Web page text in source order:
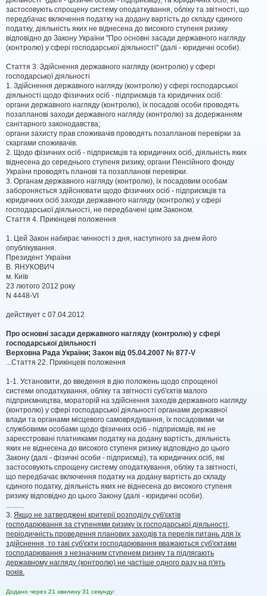
застосовують спрощену систему оподаткування, обліку та звітності, що
передбачає включення податку на додану вартість до складу єдиного
податку, діяльність яких не віднесена до високого ступеня ризику
відповідно до Закону України "Про основні засади державного нагляду
(контролю) у сфері господарської діяльності" (далі - юридичні особи).
Стаття 3. Здійснення державного нагляду (контролю) у сфері
господарської діяльності
1. Здійснення державного нагляду (контролю) у сфері господарської
діяльності щодо фізичних осіб - підприємців та юридичних осіб:
органи державного нагляду (контролю), їх посадові особи проводять
позапланові заходи державного нагляду (контролю) за додержанням
санітарного законодавства;
органи захисту прав споживачів проводять позапланові перевірки за
скаргами споживачів.
2. Щодо фізичних осіб - підприємців та юридичних осіб, діяльність яких
віднесена до середнього ступеня ризику, органи Пенсійного фонду
України проводять планові та позапланові перевірки.
3. Органам державного нагляду (контролю), їх посадовим особам
забороняється здійснювати щодо фізичних осіб - підприємців та
юридичних осіб заходи державного нагляду (контролю) у сфері
господарської діяльності, не передбачені цим Законом.
Стаття 4. Прикінцеві положення
1. Цей Закон набирає чинності з дня, наступного за днем його
опублікування.
Президент України
В. ЯНУКОВИЧ
м. Київ
23 лютого 2012 року
N 4448-VI
действует с 07.04.2012
Про основні засади державного нагляду (контролю) у сфері
господарської діяльності
Верховна Рада України; Закон від 05.04.2007 № 877-V
...Стаття 22. Прикінцеві положення
1-1. Установити, до введення в дію положень щодо спрощеної
системи оподаткування, обліку та звітності суб'єктів малого
підприємництва, мораторій на здійснення заходів державного нагляду
(контролю) у сфері господарської діяльності органами державної
влади та органами місцевого самоврядування, їх посадовими чи
службовими особами щодо фізичних осіб - підприємців, які не
зареєстровані платниками податку на додану вартість, діяльність
яких не віднесена до високого ступеня ризику відповідно до цього
Закону (далі - фізичні особи - підприємці), та юридичних осіб, які
застосовують спрощену систему оподаткування, обліку та звітності,
що передбачає включення податку на додану вартість до складу
єдиного податку, діяльність яких не віднесена до високого ступеня
ризику відповідно до цього Закону (далі - юридичні особи).
..........
3. Якщо не затверджені критерії розподілу суб'єктів
господарювання за ступенями ризику їх господарської діяльності,
періодичність проведення планових заходів та перелік питань для їх
здійснення, то такі суб'єкти господарювання вважаються суб'єктами
господарювання з незначним ступенем ризику та підлягають
державному нагляду (контролю) не частіше одного разу на п'ять
років.
Додано через 21 хвилину 31 секунду: